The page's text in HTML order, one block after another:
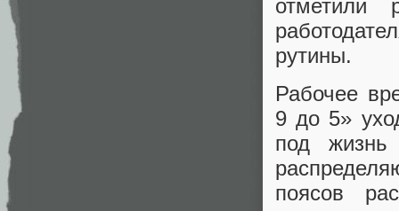
отметили
рутины.
Рабочее
9 до 5»
под
поясов